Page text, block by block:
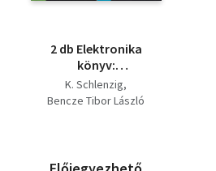
2 db Elektronika
könyv:
Elektronhobby'76 +
Elektronika Hobby'78
K. Schlenzig
Bencze Tibor László